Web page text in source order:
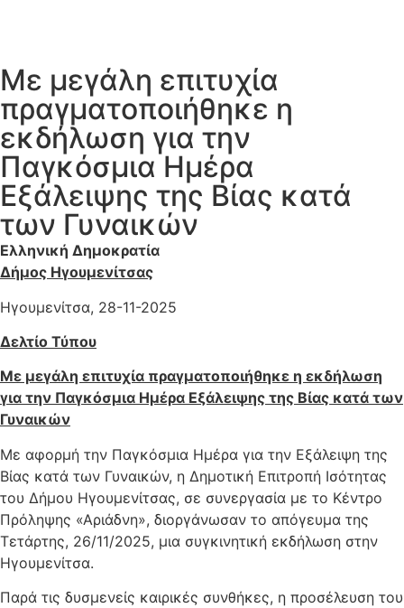
Με μεγάλη επιτυχία
πραγματοποιήθηκε η
εκδήλωση για την
Παγκόσμια Ημέρα
Εξάλειψης της Βίας κατά
των Γυναικών
Ελληνική Δημοκρατία
Δήμος Ηγουμενίτσας
Ηγουμενίτσα, 28-11-2025
Δελτίο Τύπου
Με μεγάλη επιτυχία πραγματοποιήθηκε η εκδήλωση
για την Παγκόσμια Ημέρα Εξάλειψης της Βίας κατά των
Γυναικών
Με αφορμή την Παγκόσμια Ημέρα για την Εξάλειψη της
Βίας κατά των Γυναικών, η Δημοτική Επιτροπή Ισότητας
του Δήμου Ηγουμενίτσας, σε συνεργασία με το Κέντρο
Πρόληψης «Αριάδνη», διοργάνωσαν το απόγευμα της
Τετάρτης, 26/11/2025, μια συγκινητική εκδήλωση στην
Ηγουμενίτσα.
Παρά τις δυσμενείς καιρικές συνθήκες, η προσέλευση του